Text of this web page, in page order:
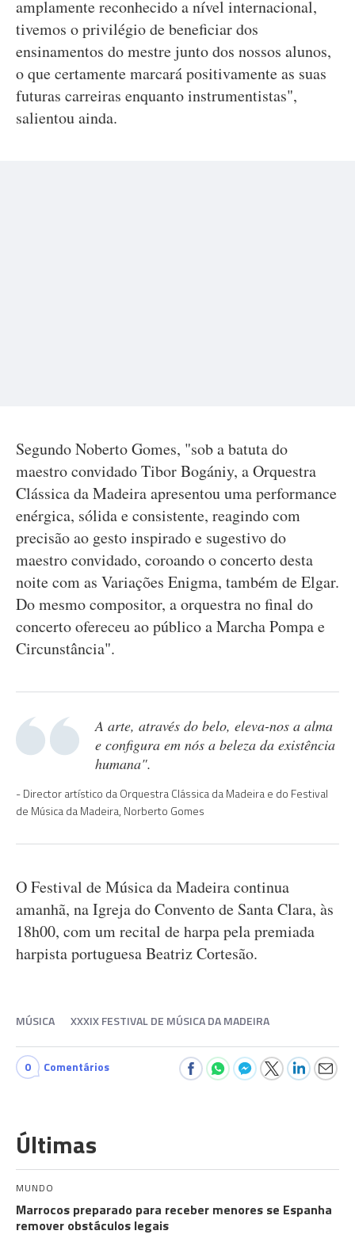
amplamente reconhecido a nível internacional,
tivemos o privilégio de beneficiar dos
ensinamentos do mestre junto dos nossos alunos,
o que certamente marcará positivamente as suas
futuras carreiras enquanto instrumentistas",
salientou ainda.
Segundo Noberto Gomes, "sob a batuta do
maestro convidado Tibor Bogániy, a Orquestra
Clássica da Madeira apresentou uma performance
enérgica, sólida e consistente, reagindo com
precisão ao gesto inspirado e sugestivo do
maestro convidado, coroando o concerto desta
noite com as Variações Enigma, também de Elgar.
Do mesmo compositor, a orquestra no final do
concerto ofereceu ao público a Marcha Pompa e
Circunstância".
A arte, através do belo, eleva-nos a alma
e configura em nós a beleza da existência
humana".
Director artístico da Orquestra Clássica da Madeira e do Festival
de Música da Madeira, Norberto Gomes
O Festival de Música da Madeira continua
amanhã, na Igreja do Convento de Santa Clara, às
18h00, com um recital de harpa pela premiada
harpista portuguesa Beatriz Cortesão.
MÚSICA XXXIX FESTIVAL DE MÚSICA DA MADEIRA
0 Comentários
Últimas
MUNDO
Marrocos preparado para receber menores se Espanha
remover obstáculos legais